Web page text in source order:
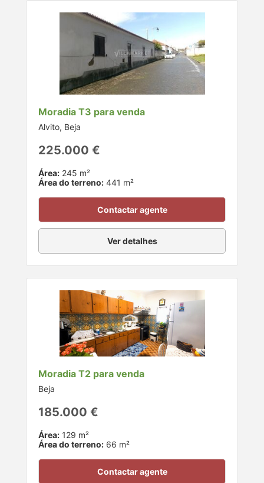
Moradia T3 para venda
Alvito, Beja
225.000 €
Área: 245 m²
Área do terreno: 441 m²
Contactar agente
Ver detalhes
Moradia T2 para venda
Beja
185.000 €
Área: 129 m²
Área do terreno: 66 m²
Contactar agente